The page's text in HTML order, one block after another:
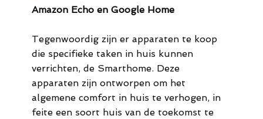
Tarieven
035 20 310
Amazon Echo en Google Home
Tegenwoordig zijn er apparaten te koop
die specifieke taken in huis kunnen
verrichten, de Smarthome. Deze
apparaten zijn ontworpen om het
algemene comfort in huis te verhogen, in
feite een soort huis van de toekomst te